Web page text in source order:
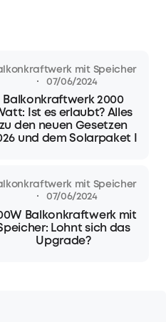
mit Speicher
· 07/06/2024
Balkonkraftwerk 2000
Ist es erlaubt? Alles
zu den neuen Gesetzen
und dem Solarpaket I
mit Speicher
· 07/06/2024
Balkonkraftwerk mit
Lohnt sich das
Upgrade?